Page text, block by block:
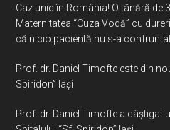
Caz unic în România! O tânără de
Maternitatea “Cuza Vodă” cu
că nicio pacientă nu s-a
Prof. dr. Daniel Timofte este din
Spiridon” Iaşi
Prof. dr. Daniel Timofte a câștigat